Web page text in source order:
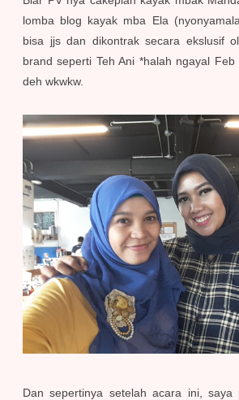
lomba blog kayak mba Ela
bisa jjs dan dikontrak secara ekslusif
brand seperti Teh Ani *halah ngayal
deh wkwkw.
Dan sepertinya setelah acara ini, saya